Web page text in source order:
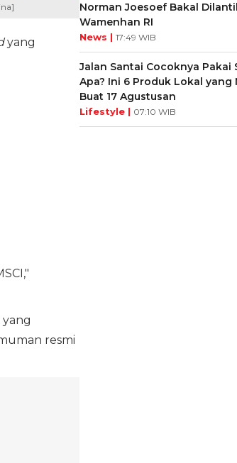
yang
resmi
Norman Joesoef Bakal
Wamenhan RI
News | 17:49 WIB
Jalan Santai Cocoknya Pakai
Apa? Ini 6 Produk Lokal yang
Buat 17 Agustusan
Lifestyle | 07:10 WIB